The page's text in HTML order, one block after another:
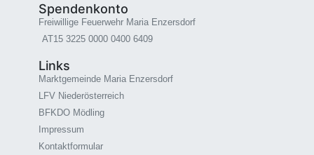
Spendenkonto
Freiwillige Feuerwehr Maria Enzersdorf
AT15 3225 0000 0400 6409
Links
Marktgemeinde Maria Enzersdorf
LFV Niederösterreich
BFKDO Mödling
Impressum
Kontaktformular